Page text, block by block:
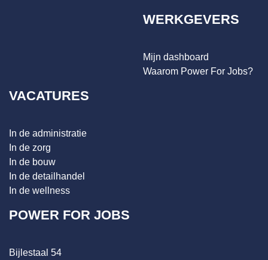
WERKGEVERS
Mijn dashboard
Waarom Power For Jobs?
VACATURES
In de administratie
In de zorg
In de bouw
In de detailhandel
In de wellness
POWER FOR JOBS
Bijlestaal 54